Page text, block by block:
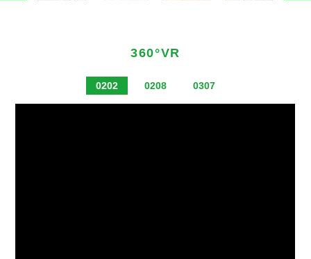
360°VR
0202 0208 0307